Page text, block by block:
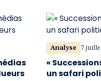
Analyse 7
«
un safari